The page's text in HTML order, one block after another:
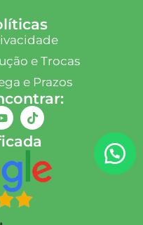
e Trocas
e Prazos